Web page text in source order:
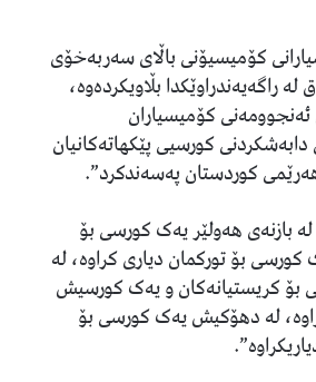
کۆمیسیۆنى باڵاى سەربەخۆى
لە راگەیەندراوێکدا بڵاویکردەوە،
کۆمیسیاران
کورسیى پێکهاتەکانیان
کوردستان پەسەندکرد”.
لە بازنەى هەولێر یەک کورسى بۆ
بۆ تورکمان دیارى کراوە، لە
بۆ کریستیانەکان و یەک کورسیش
لە دهۆکیش یەک کورسى بۆ